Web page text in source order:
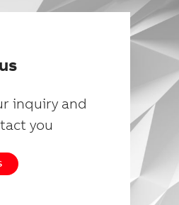
inquiry and
you